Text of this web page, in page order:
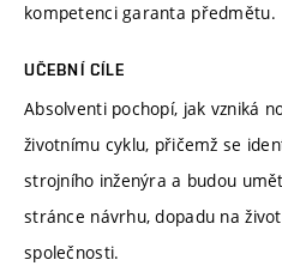
kompetenci garanta předmětu.
UČEBNÍ CÍLE
Absolventi pochopí, jak vzniká
životnímu cyklu, přičemž se
strojního inženýra a budou
stránce návrhu, dopadu na
společnosti.